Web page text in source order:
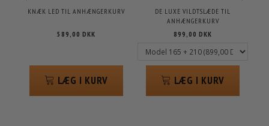
KNÆK LED TIL ANHÆNGERKURV
589,00 DKK
LÆG I KURV
DE LUXE VILDTSLÆDE TIL
ANHÆNGERKURV
899,00 DKK
LÆG I KURV